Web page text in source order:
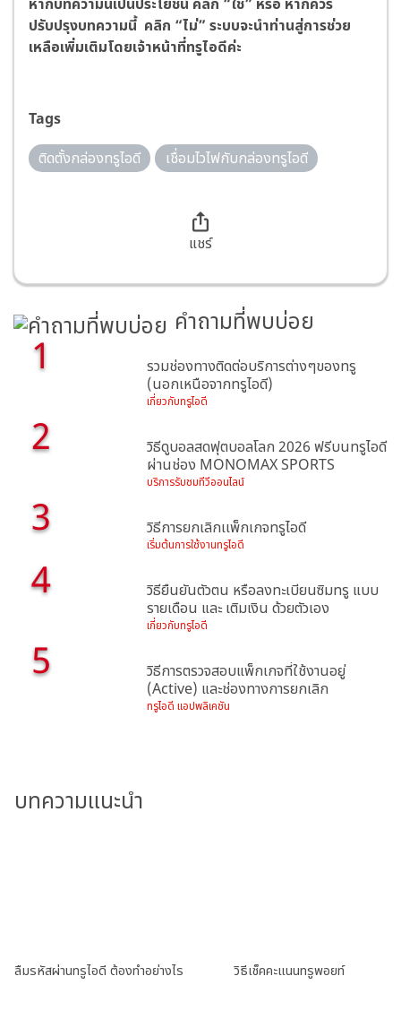
หากบทความนี้เป็นประโยชน์ คลิก “ใช่” หรือ หากควร
ปรับปรุงบทความนี้ คลิก “ไม่” ระบบจะนำท่านสู่การช่วย
เหลือเพิ่มเติมโดยเจ้าหน้าที่ทรูไอดีค่ะ
Tags
ติดตั้งกล่องทรูไอดี
เชื่อมไวไฟกับกล่องทรูไอดี
แชร์
คำถามที่พบบ่อย
1
รวมช่องทางติดต่อบริการต่างๆของทรู
(นอกเหนือจากทรูไอดี)
เกี่ยวกับทรูไอดี
2
วิธีดูบอลสดฟุตบอลโลก 2026 ฟรีบนทรูไอดี
ผ่านช่อง MONOMAX SPORTS
บริการรับชมทีวีออนไลน์
3 วิธีการยกเลิกเเพ็กเกจทรูไอดี
เริ่มต้นการใช้งานทรูไอดี
4
วิธียืนยันตัวตน หรือลงทะเบียนซิมทรู แบบ
รายเดือน และ เติมเงิน ด้วยตัวเอง
เกี่ยวกับทรูไอดี
5
วิธีการตรวจสอบแพ็กเกจที่ใช้งานอยู่
(Active) และช่องทางการยกเลิก
ทรูไอดี แอปพลิเคชัน
บทความแนะนำ
ลืมรหัสผ่านทรูไอดี ต้องทำอย่างไร วิธีเช็คคะแนนทรูพอยท์